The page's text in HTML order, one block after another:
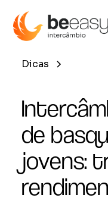
Dicas
de
jovens: